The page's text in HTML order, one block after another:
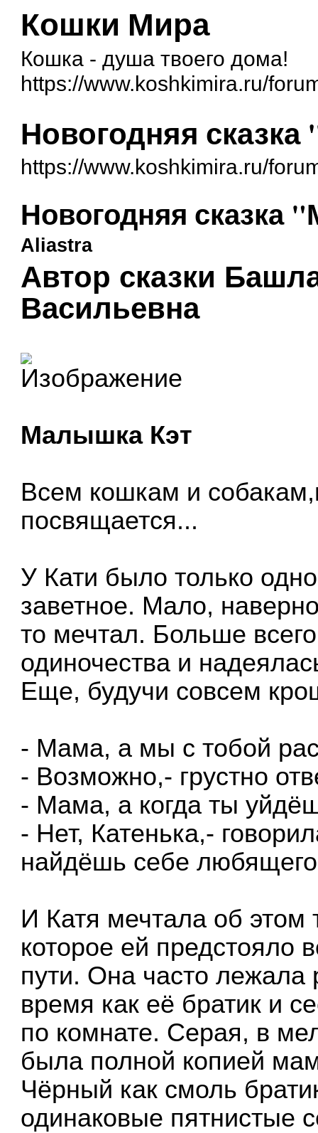
Кошки Мира
Кошка - душа твоего дома!
https://www.koshkimira.ru/
Новогодняя
https://www.koshkimira.ru/
Новогодняя сказка
Aliastra
Автор сказки
Васильевна
Малышка Кэт
Всем кошкам и
посвящается...
У Кати было только
заветное. Мало,
то мечтал. Больше
одиночества и
Еще, будучи совсем
- Мама, а мы с тобой
- Возможно,- грустно
- Мама, а когда ты
- Нет, Катенька,-
найдёшь себе
И Катя мечтала об этом
которое ей предстояло
пути. Она часто
время как её братик и
по комнате. Серая, в
была полной копией
Чёрный как смоль
одинаковые пятнистые